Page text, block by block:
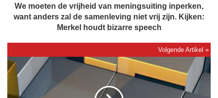
h
e
We moeten de vrijheid van meningsuiting inperken,
want anders zal de samenleving niet vrij zijn. Kijken:
Merkel houdt bizarre speech
N
e
e